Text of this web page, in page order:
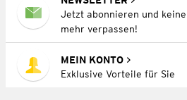
Jetzt abonnieren und
mehr verpassen!
MEIN KONTO
Exklusive Vorteile für Sie